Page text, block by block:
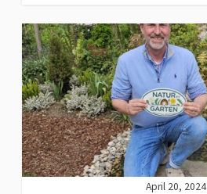
April 20, 2024